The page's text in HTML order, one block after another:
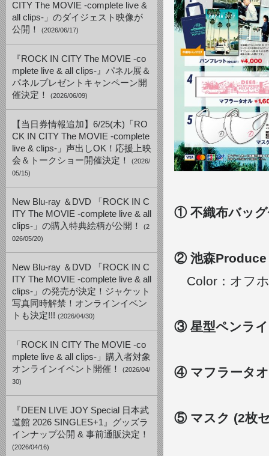
CITY The MOVIE -complete live &
all clips-」のダイジェスト映像が
公開！
(2026/06/17)
『ROCK IN CITY The MOVIE -co
mplete live & all clips-』パネル展＆
パネルプレゼントキャンペーン開
催決定！
(2026/06/09)
【当日券情報追加】6/25(木)「RO
CK IN CITY The MOVIE -complete
live & clips-」声出しOK！応援上映
会＆トークショー開催決定！
(2026/
05/15)
New Blu-ray ＆DVD 「ROCK IN C
ITY The MOVIE -complete live & all
clips-」の購入特典絵柄が公開！
(2
026/05/20)
New Blu-ray ＆DVD 「ROCK IN C
ITY The MOVIE -complete live & all
clips-」の発売が決定！ジャケット
写真同時解禁！オンラインイベン
トも決定!!! (2026/04/30)
「ROCK IN CITY The MOVIE -co
mplete live & all clips-」購入者対象
オンラインイベント開催！
(2026/04/
30)
『DEEN LIVE JOY Special 日本武
道館 2026 SINGLES+1』グッズラ
インナップ公開 & 事前通販決定！
(2026/04/16)
① 不織布バッ
② 池森Produce
Color：オフ
③ 星型ペンラ
④ マフラータ
⑤ マスク (2枚